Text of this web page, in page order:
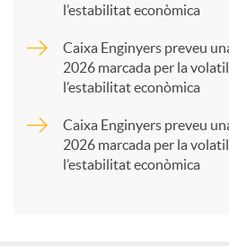
l’estabilitat econòmica
Caixa Enginyers preveu
2026 marcada per la
l’estabilitat econòmica
Caixa Enginyers preveu
2026 marcada per la
l’estabilitat econòmica